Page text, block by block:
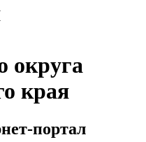
округа
края
портал